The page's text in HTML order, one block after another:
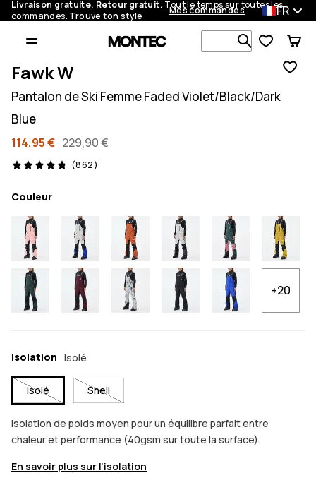
Livraison gratuite. Retour gratuit. Tout le temps sur toutes les
commandes. Trouve ton style Mes commandes FR
Recherche
Fawk W
Pantalon de Ski Femme Faded Violet/Black/Dark
Blue
114,95 € 229,90 €
(862)
862 avis, 4.8/5
Couleur
+20
Isolation Isolé
Isolé Shell
Isolation de poids moyen pour un équilibre parfait entre
chaleur et performance (40gsm sur toute la surface).
En savoir plus sur l'isolation